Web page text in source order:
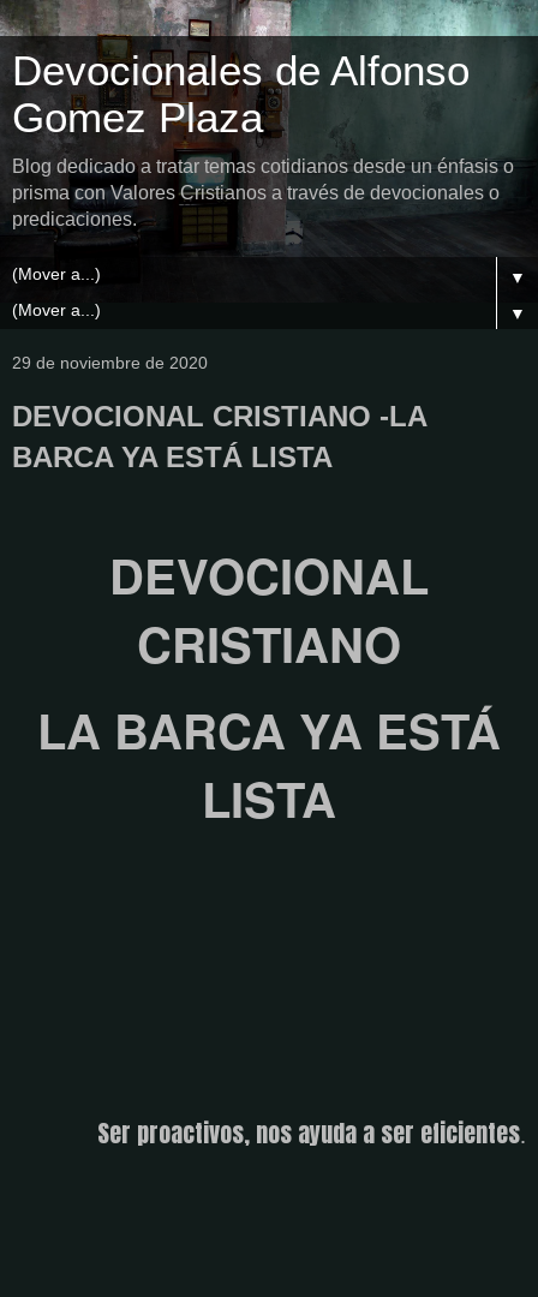
Devocionales de Alfonso
Gomez Plaza
Blog dedicado a tratar temas cotidianos desde un énfasis o
prisma con Valores Cristianos a través de devocionales o
predicaciones.
▼
▼
29 de noviembre de 2020
DEVOCIONAL CRISTIANO -LA
BARCA YA ESTÁ LISTA
DEVOCIONAL
CRISTIANO
LA BARCA YA ESTÁ
LISTA
Ser proactivos, nos ayuda a ser eficientes.